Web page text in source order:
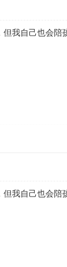
我自己也会
我自己也会